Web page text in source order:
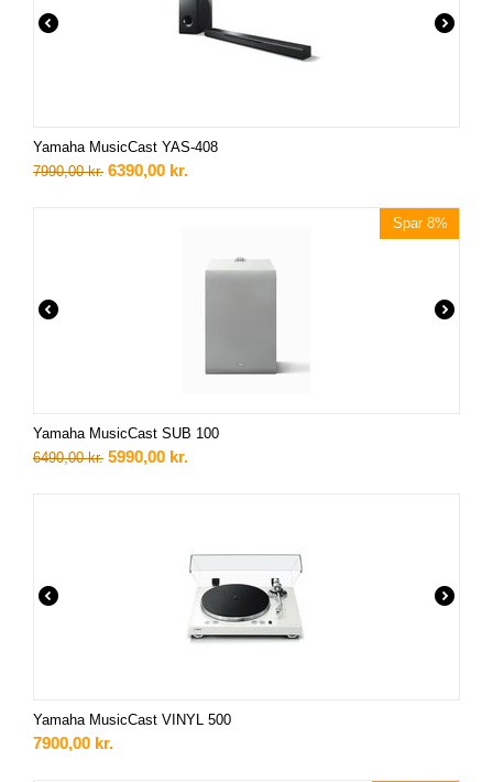
Yamaha MusicCast YAS-408
7990,00 kr. 6390,00 kr.
Spar 8%
Yamaha MusicCast SUB 100
6490,00 kr. 5990,00 kr.
Yamaha MusicCast VINYL 500
7900,00 kr.